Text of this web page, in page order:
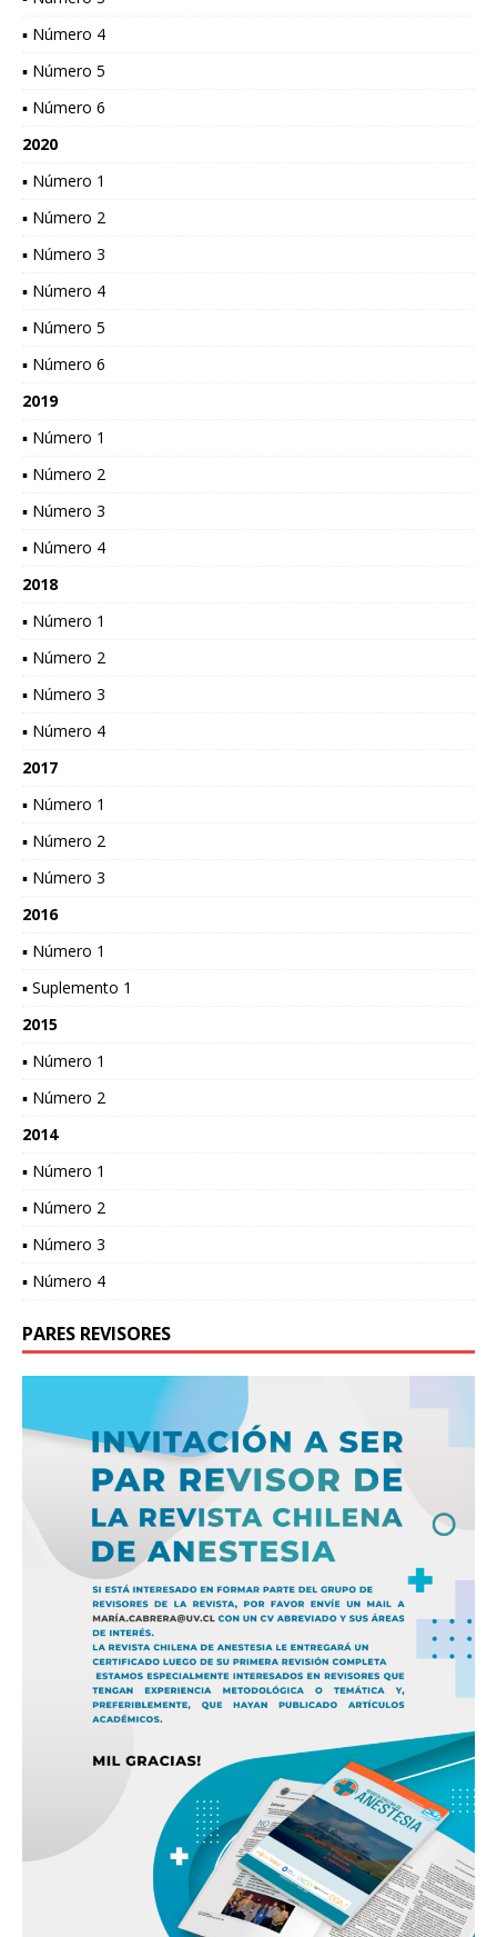
▪ Número 4
▪ Número 5
▪ Número 6
2020
▪ Número 1
▪ Número 2
▪ Número 3
▪ Número 4
▪ Número 5
▪ Número 6
2019
▪ Número 1
▪ Número 2
▪ Número 3
▪ Número 4
2018
▪ Número 1
▪ Número 2
▪ Número 3
▪ Número 4
2017
▪ Número 1
▪ Número 2
▪ Número 3
2016
▪ Número 1
▪ Suplemento 1
2015
▪ Número 1
▪ Número 2
2014
▪ Número 1
▪ Número 2
▪ Número 3
▪ Número 4
PARES REVISORES